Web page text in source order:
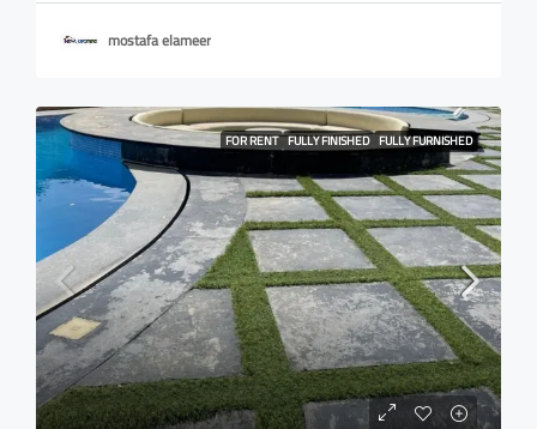
mostafa elameer
FOR RENT FULLY FINISHED FULLY FURNISHED